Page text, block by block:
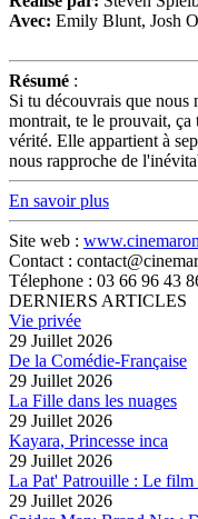
Avec: Emily Blunt, Josh
Résumé :
Si tu découvrais que nous
montrait, te le prouvait, ça
vérité. Elle appartient à
nous rapproche de
En savoir plus
Site web :
Contact :
Télephone : 03 66 96 43
DERNIERS ARTICLES
Vie privée
29 Juillet 2026
De la Comédie-Française
29 Juillet 2026
La Fille dans les nuages
29 Juillet 2026
Kayara, Princesse inca
29 Juillet 2026
La Pat' Patrouille : Le
29 Juillet 2026